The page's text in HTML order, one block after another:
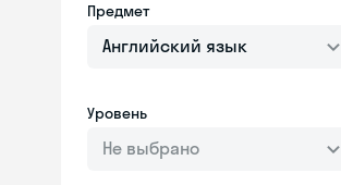
Предмет
Английский язык
Уровень
Не выбрано